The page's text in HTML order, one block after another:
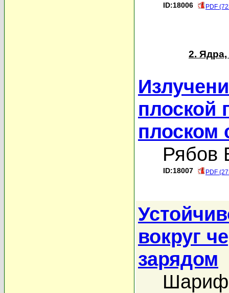
ID:18006 PDF
2. Ядра,
плоской
плоском
Рябов
ID:18007 PDF
вокруг
зарядом